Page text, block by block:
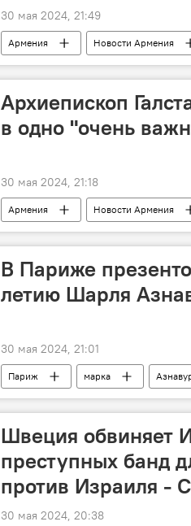
30 мая 2024, 21:49
Армения Новости Армения
Архиепископ
в одно "очень
30 мая 2024, 21:18
Армения Новости Армения
В Париже
летию Шарля
30 мая 2024, 21:01
Париж марка
Швеция обвиняет
преступных банд
против Израиля -
30 мая 2024, 20:38